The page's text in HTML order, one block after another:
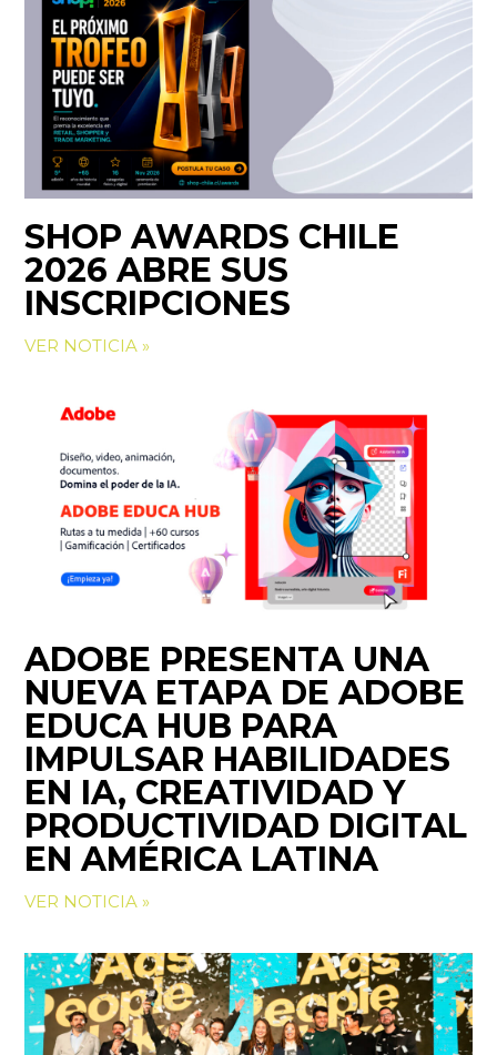
SHOP AWARDS CHILE
2026 ABRE SUS
INSCRIPCIONES
VER NOTICIA »
ADOBE PRESENTA UNA
NUEVA ETAPA DE ADOBE
EDUCA HUB PARA
IMPULSAR HABILIDADES
EN IA, CREATIVIDAD Y
PRODUCTIVIDAD DIGITAL
EN AMÉRICA LATINA
VER NOTICIA »